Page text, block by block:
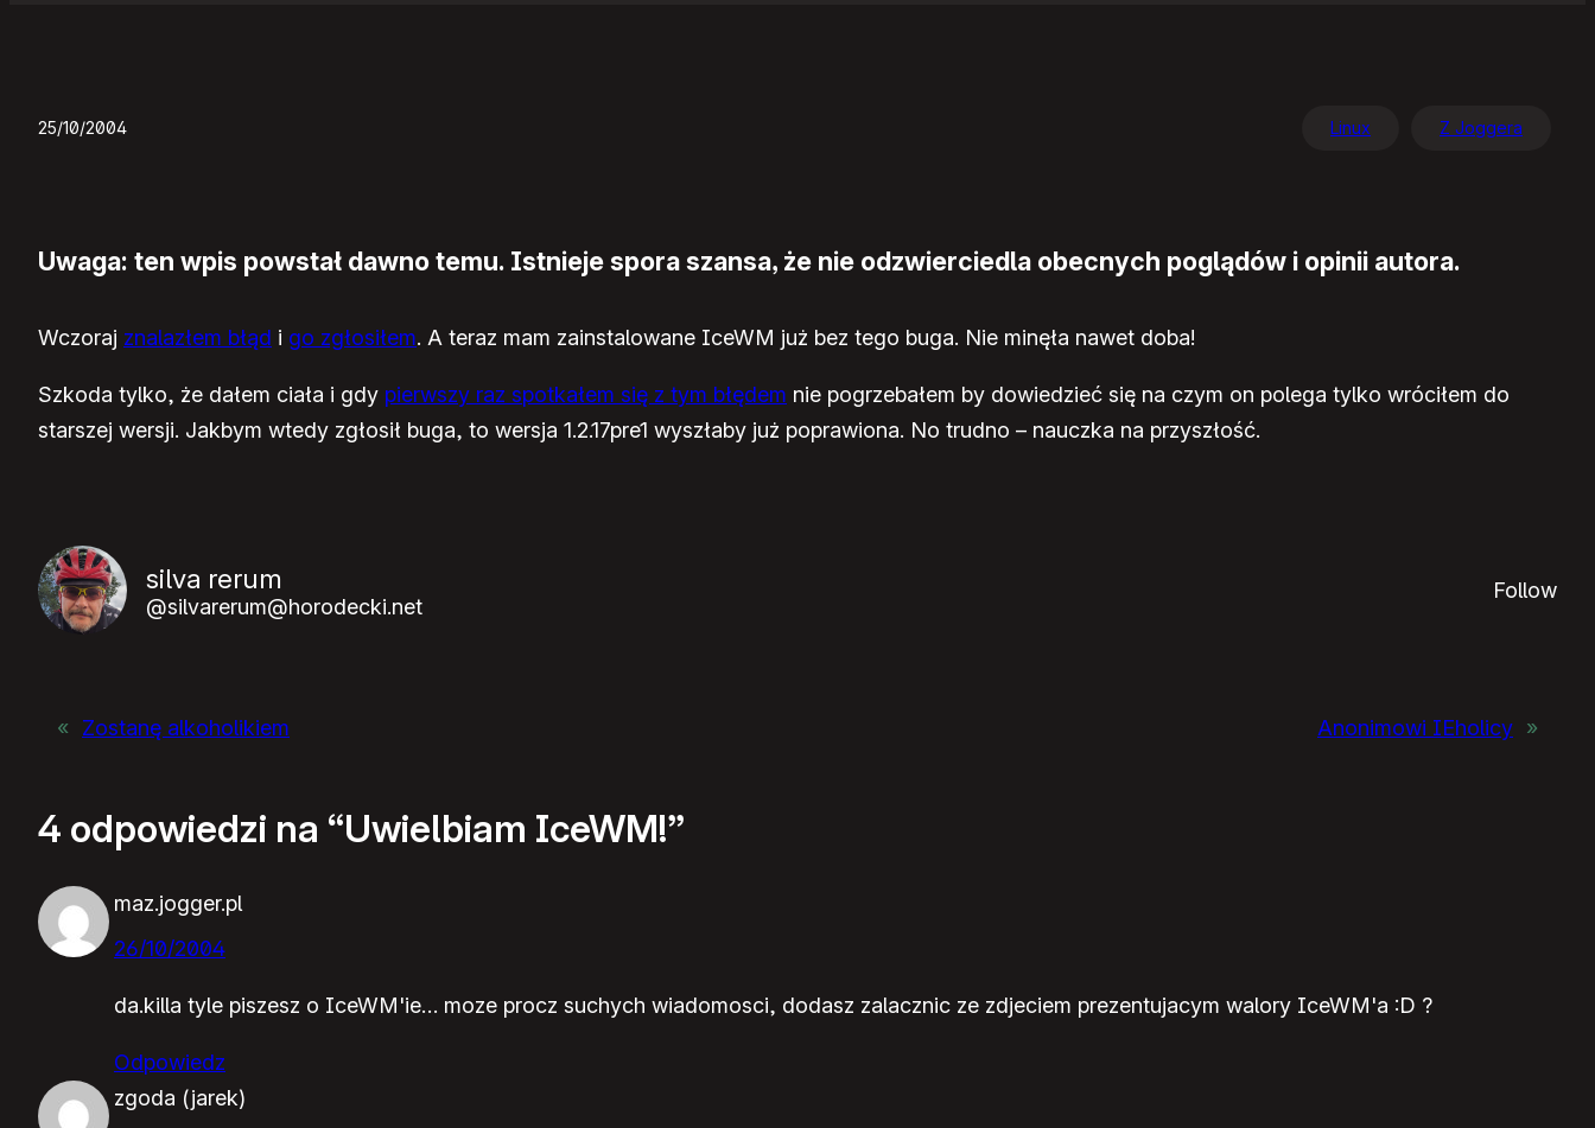
25/10/2004 Linux Z Joggera
Uwaga: ten wpis powstał dawno temu. Istnieje spora szansa, że nie odzwierciedla obecnych poglądów i opinii autora.
Wczoraj znalazłem błąd i go zgłosiłem. A teraz mam zainstalowane IceWM już bez tego buga. Nie minęła nawet doba!
Szkoda tylko, że dałem ciała i gdy pierwszy raz spotkałem się z tym błędem nie pogrzebałem by dowiedzieć się na czym on polega tylko wróciłem do
starszej wersji. Jakbym wtedy zgłosił buga, to wersja 1.2.17pre1 wyszłaby już poprawiona. No trudno – nauczka na przyszłość.
silva rerum
@silvarerum@horodecki.net
Follow
« Zostanę alkoholikiem Anonimowi IEholicy »
4 odpowiedzi na “Uwielbiam IceWM!”
maz.jogger.pl
26/10/2004
da.killa tyle piszesz o IceWM'ie… moze procz suchych wiadomosci, dodasz zalacznic ze zdjeciem prezentujacym walory IceWM'a :D ?
Odpowiedz
zgoda (jarek)